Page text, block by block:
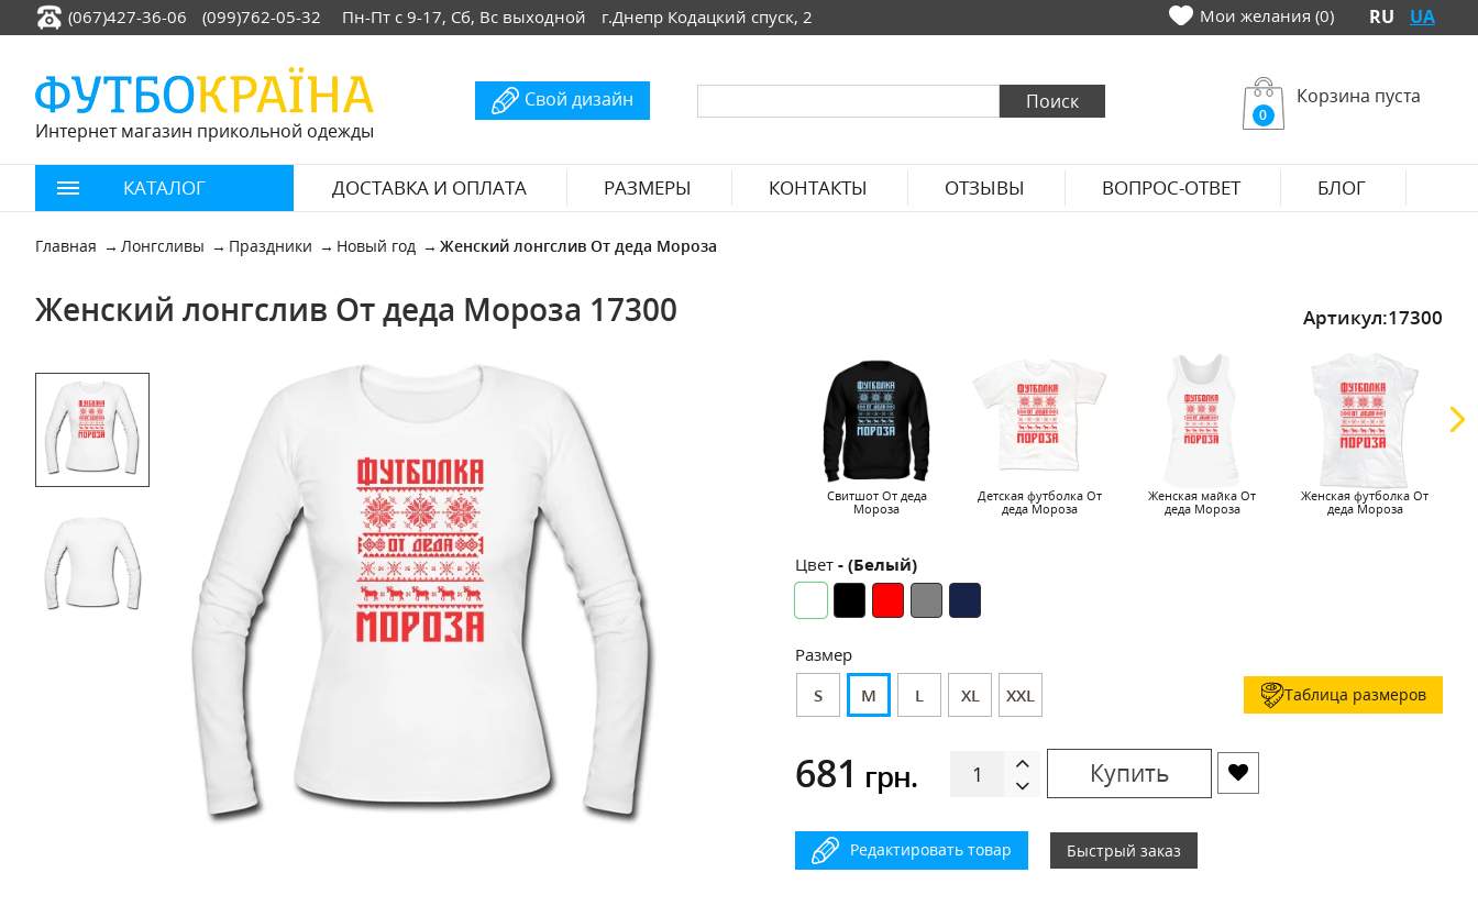
(067)427-36-06 (099)762-05-32 Пн-Пт с 9-17, Сб, Вс выходной г.Днепр Кодацкий спуск, 2 Мои желания (0) RU UA
Интернет магазин прикольной одежды
Свой дизайн
0
Корзина пуста
КАТАЛОГ ДОСТАВКА И ОПЛАТА РАЗМЕРЫ КОНТАКТЫ ОТЗЫВЫ ВОПРОС-ОТВЕТ БЛОГ
Главная Лонгсливы Праздники Новый год Женский лонгслив От деда Мороза
Женский лонгслив От деда Мороза 17300 Артикул:17300
Cвитшот От деда
Мороза
Детская футболка От
деда Мороза
Женская майка От
деда Мороза
Женская футболка От
деда Мороза
Цвет - (Белый)
Размер
S
M L XL XXL Таблица размеров
681 грн. Купить
Редактировать товар Быстрый заказ